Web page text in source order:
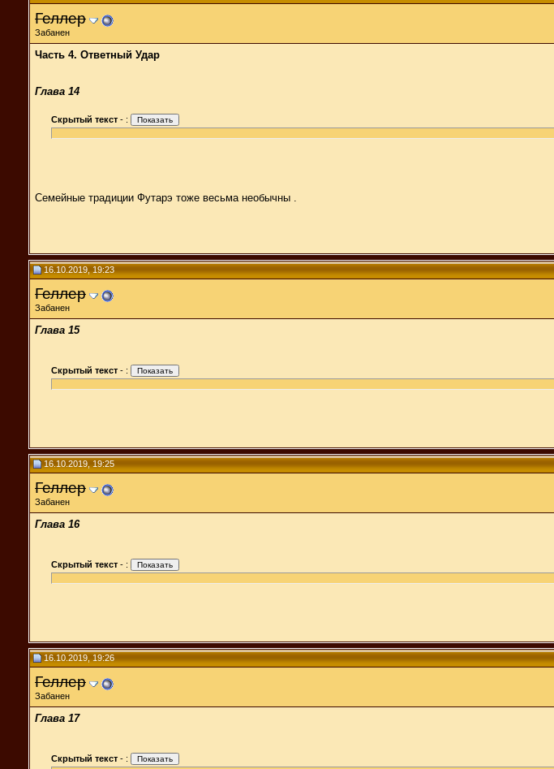
Геллер
Забанен
Часть 4. Ответный Удар
Глава 14
Скрытый текст - :
Семейные традиции Футарэ тоже весьма необычны .
16.10.2019, 19:23
Геллер
Забанен
Глава 15
Скрытый текст - :
16.10.2019, 19:25
Геллер
Забанен
Глава 16
Скрытый текст - :
16.10.2019, 19:26
Геллер
Забанен
Глава 17
Скрытый текст - :